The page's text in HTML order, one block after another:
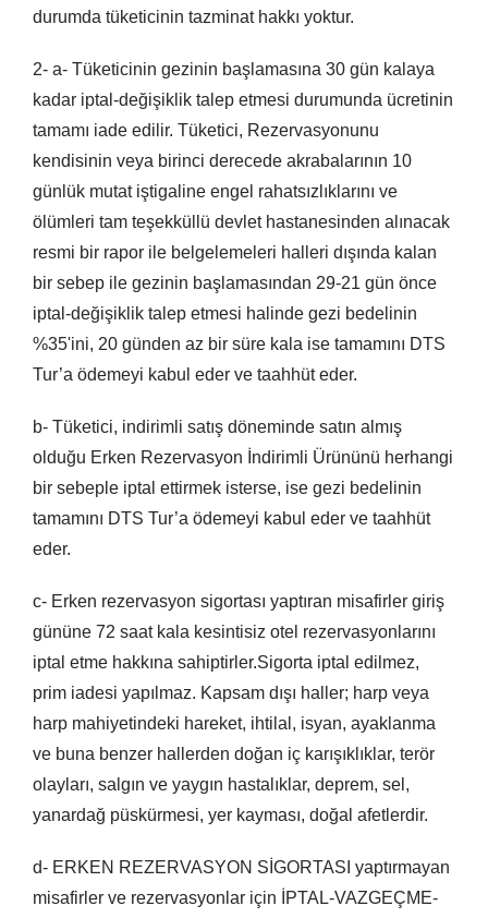
durumda tüketicinin tazminat hakkı yoktur.
2- a- Tüketicinin gezinin başlamasına 30 gün kalaya
kadar iptal-değişiklik talep etmesi durumunda ücretinin
tamamı iade edilir. Tüketici, Rezervasyonunu
kendisinin veya birinci derecede akrabalarının 10
günlük mutat iştigaline engel rahatsızlıklarını ve
ölümleri tam teşekküllü devlet hastanesinden alınacak
resmi bir rapor ile belgelemeleri halleri dışında kalan
bir sebep ile gezinin başlamasından 29-21 gün önce
iptal-değişiklik talep etmesi halinde gezi bedelinin
%35'ini, 20 günden az bir süre kala ise tamamını DTS
Tur’a ödemeyi kabul eder ve taahhüt eder.
b- Tüketici, indirimli satış döneminde satın almış
olduğu Erken Rezervasyon İndirimli Ürününü herhangi
bir sebeple iptal ettirmek isterse, ise gezi bedelinin
tamamını DTS Tur’a ödemeyi kabul eder ve taahhüt
eder.
c- Erken rezervasyon sigortası yaptıran misafirler giriş
gününe 72 saat kala kesintisiz otel rezervasyonlarını
iptal etme hakkına sahiptirler.Sigorta iptal edilmez,
prim iadesi yapılmaz. Kapsam dışı haller; harp veya
harp mahiyetindeki hareket, ihtilal, isyan, ayaklanma
ve buna benzer hallerden doğan iç karışıklıklar, terör
olayları, salgın ve yaygın hastalıklar, deprem, sel,
yanardağ püskürmesi, yer kayması, doğal afetlerdir.
d- ERKEN REZERVASYON SİGORTASI yaptırmayan
misafirler ve rezervasyonlar için İPTAL-VAZGEÇME-